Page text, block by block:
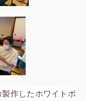
作したホワイトボ